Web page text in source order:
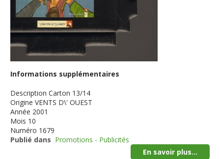
Informations supplémentaires
Description Carton 13/14
Origine VENTS D\' OUEST
Année 2001
Mois 10
Numéro 1679
Publié dans Promotions - Publicités
En savoir plus...